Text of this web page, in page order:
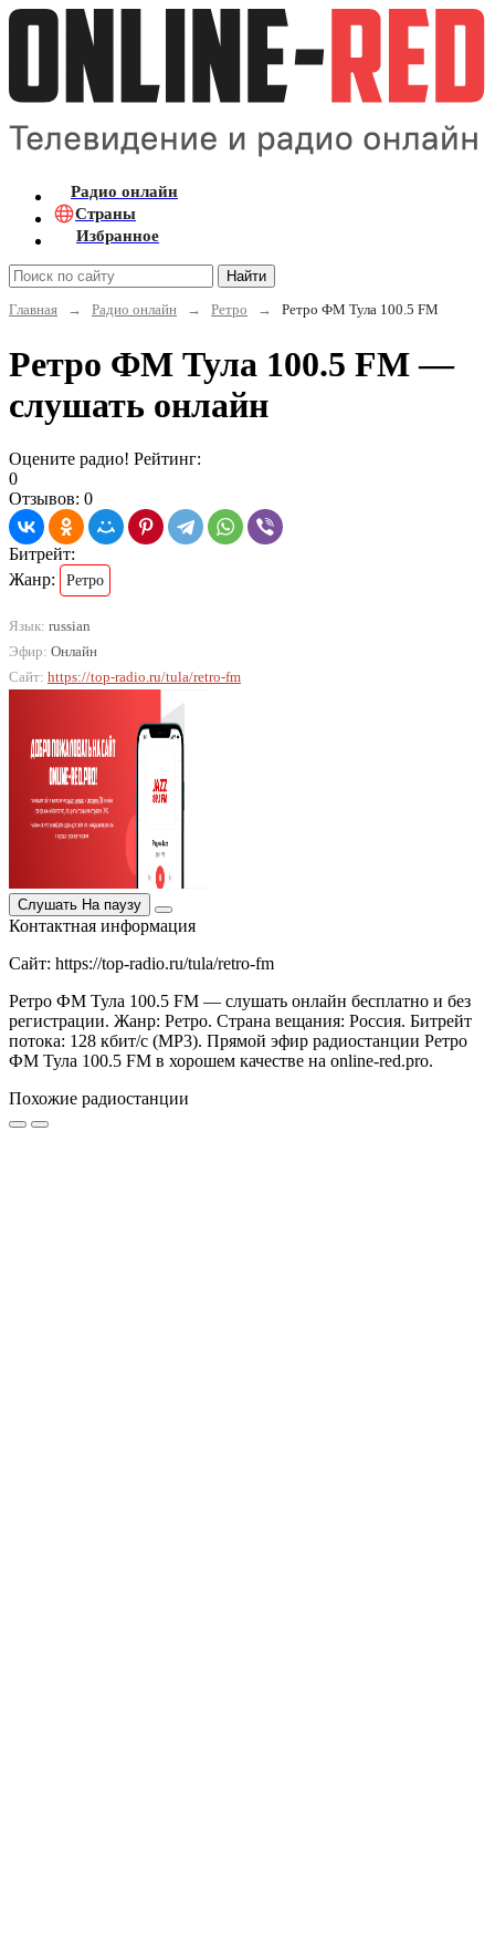
Радио онлайн
Страны
Избранное
Найти
Главная
→ Радио онлайн → Ретро → Ретро ФМ Тула 100.5 FM
Ретро ФМ Тула 100.5 FM —
слушать онлайн
Оцените радио! Рейтинг:
0
Отзывов: 0
Битрейт:
Жанр:
Ретро
Язык: russian
Эфир: Онлайн
Сайт: https://top-radio.ru/tula/retro-fm
Слушать На паузу
Контактная информация
Сайт: https://top-radio.ru/tula/retro-fm
Ретро ФМ Тула 100.5 FM — слушать онлайн бесплатно и без
регистрации. Жанр: Ретро. Страна вещания: Россия. Битрейт
потока: 128 кбит/с (MP3). Прямой эфир радиостанции Ретро
ФМ Тула 100.5 FM в хорошем качестве на online-red.pro.
Похожие радиостанции